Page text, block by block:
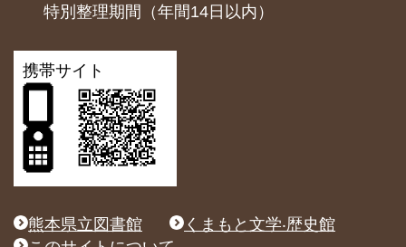
特別整理期間（年間14日以内）
携帯サイト
熊本県立図書館
くまもと文学‧歴史館